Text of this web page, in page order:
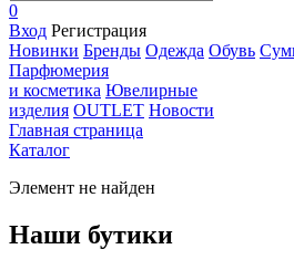
0
Вход Регистрация
Новинки Бренды Одежда Обувь
Парфюмерия
и косметика Ювелирные
изделия OUTLET Новости
Главная страница
Каталог
Элемент не найден
Наши бутики